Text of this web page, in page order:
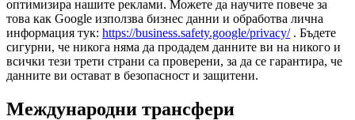
оптимизира нашите реклами. Можете да научите повече за
това как Google използва бизнес данни и обработва лична
информация тук: https://business.safety.google/privacy/. Бъдете
сигурни, че никога няма да продадем данните ви на никого и
всички тези трети страни са проверени, за да се гарантира, че
данните ви остават в безопасност и защитени.
Международни трансфери